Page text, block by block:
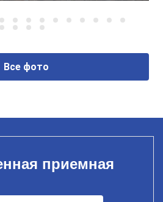
Все фото
приемная